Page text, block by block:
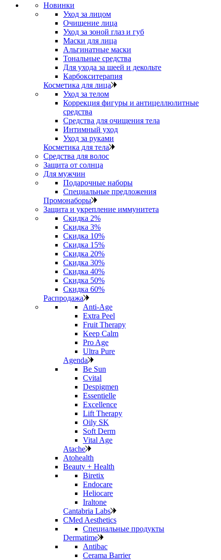
Новинки
Уход за лицом
Очищение лица
Уход за зоной глаз и губ
Маски для лица
Альгинатные маски
Тональные средства
Для ухода за шеей и декольте
Карбокситерапия
Косметика для лица
Уход за телом
Коррекция фигуры и антицеллюлитные
средства
Средства для очищения тела
Интимный уход
Уход за руками
Косметика для тела
Средства для волос
Защита от солнца
Для мужчин
Подарочные наборы
Специальные предложения
Промонаборы
Защита и укрепление иммунитета
Скидка 2%
Скидка 3%
Скидка 10%
Скидка 15%
Скидка 20%
Скидка 30%
Скидка 40%
Скидка 50%
Скидка 60%
Распродажа
Anti‑Age
Extra Peel
Fruit Therapy
Keep Calm
Pro Age
Ultra Pure
Agenda
Be Sun
Cvital
Despigmen
Essentielle
Excellence
Lift Therapy
Oily SK
Soft Derm
Vital Age
Atache
Atohealth
Beauty + Health
Biretix
Endocare
Heliocare
Iraltone
Cantabria Labs
CMed Aesthetics
Специальные продукты
Dermatime
Antibac
Cerama Barrier